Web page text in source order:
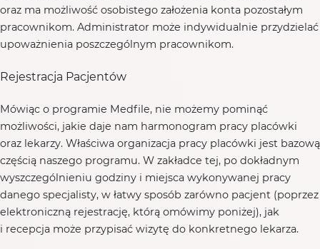
oraz ma możliwość osobistego założenia konta pozostałym
pracownikom. Administrator może indywidualnie przydzielać
upoważnienia poszczególnym pracownikom.
Rejestracja Pacjentów
Mówiąc o programie Medfile, nie możemy pominąć
możliwości, jakie daje nam harmonogram pracy placówki
oraz lekarzy. Właściwa organizacja pracy placówki jest bazową
częścią naszego programu. W zakładce tej, po dokładnym
wyszczególnieniu godziny i miejsca wykonywanej pracy
danego specjalisty, w łatwy sposób zarówno pacjent (poprzez
elektroniczną rejestrację, którą omówimy poniżej), jak
i recepcja może przypisać wizytę do konkretnego lekarza.